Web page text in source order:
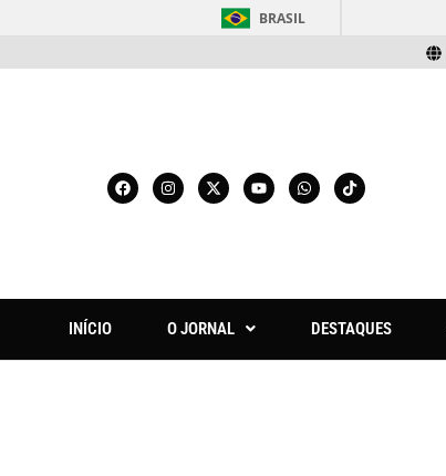
BRASIL
INÍCIO O JORNAL DESTAQUES